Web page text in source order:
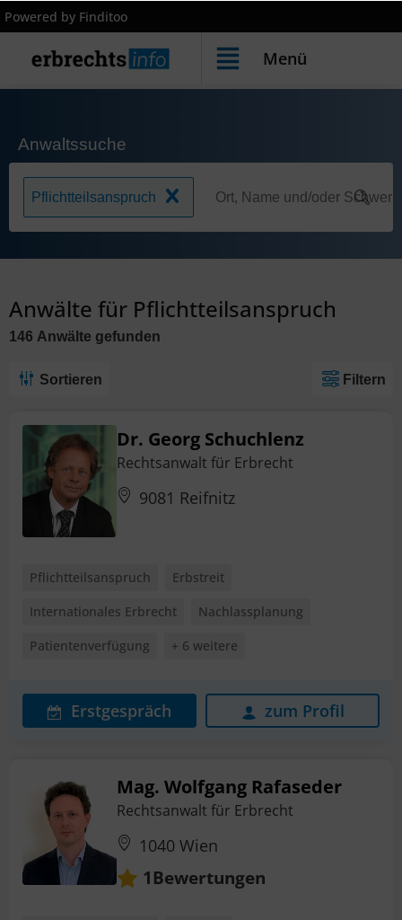
Powered by Finditoo
Menü
Anwaltssuche
Pflichtteilsanspruch
Anwälte für Pflichtteilsanspruch
146 Anwälte gefunden
Sortieren Filtern
Dr. Georg Schuchlenz
Rechtsanwalt für Erbrecht
9081 Reifnitz
Pflichtteilsanspruch
Erbstreit
Internationales Erbrecht
Nachlassplanung
Patientenverfügung
+ 6 weitere
Erstgespräch zum Profil
Mag. Wolfgang Rafaseder
Rechtsanwalt für Erbrecht
1040 Wien
1Bewertungen